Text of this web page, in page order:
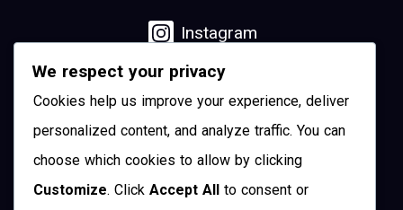
Instagram
Linkedin
YouTube
We respect your privacy
Cookies help us improve your experience, deliver
personalized content, and analyze traffic. You can
choose which cookies to allow by clicking
Customize. Click Accept All
to consent or